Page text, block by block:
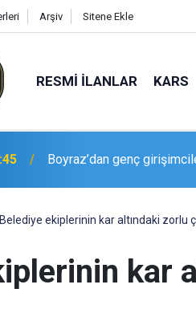
Arşiv Sitene Ekle
RESMI İLANLAR KARS
Palandöken Geçidi’nde
Belediye ekiplerinin kar altındaki zorlu
kar